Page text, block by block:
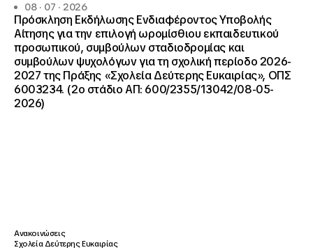
08 · 07 · 2026
Πρόσκληση Εκδήλωσης Ενδιαφέροντος Υποβολής
Αίτησης για την επιλογή ωρομίσθιου εκπαιδευτικού
προσωπικού, συμβούλων σταδιοδρομίας και
συμβούλων ψυχολόγων για τη σχολική περίοδο 2026-
2027 της Πράξης «Σχολεία Δεύτερης Ευκαιρίας», ΟΠΣ
6003234. (2ο στάδιο ΑΠ: 600/2355/13042/08-05-
2026)
Ανακοινώσεις
Σχολεία Δεύτερης Ευκαιρίας